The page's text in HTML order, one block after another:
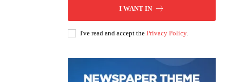
I WANT IN
I've read and accept the Privacy Policy.